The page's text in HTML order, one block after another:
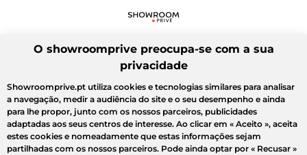
O showroomprive preocupa-se com a sua
privacidade
Showroomprive.pt utiliza cookies e tecnologias similares para analisar
a navegação, medir a audiência do site e o seu desempenho e ainda
para lhe propor, junto com os nossos parceiros, publicidades
adaptadas aos seus centros de interesse. Ao clicar em « Aceito », aceita
estes cookies e nomeadamente que estas informações sejam
partilhadas com os nossos parceiros. Pode ainda optar por « Recusar »